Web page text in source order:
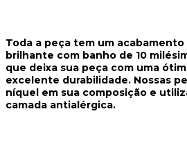
Toda a peça tem um
brilhante com banho de 10
que deixa sua peça com uma
excelente durabilidade. Nossas
níquel em sua composição e
camada antialérgica.